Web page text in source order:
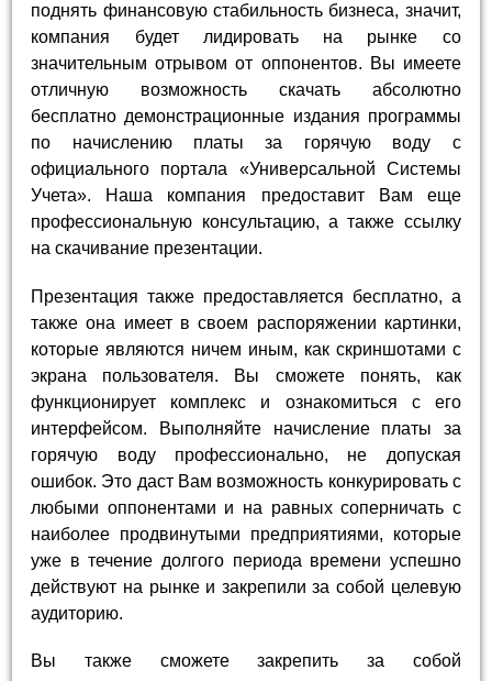
поднять финансовую стабильность бизнеса, значит,
компания будет лидировать на рынке со
значительным отрывом от оппонентов. Вы имеете
отличную возможность скачать абсолютно
бесплатно демонстрационные издания программы
по начислению платы за горячую воду с
официального портала «Универсальной Системы
Учета». Наша компания предоставит Вам еще
профессиональную консультацию, а также ссылку
на скачивание презентации.
Презентация также предоставляется бесплатно, а
также она имеет в своем распоряжении картинки,
которые являются ничем иным, как скриншотами с
экрана пользователя. Вы сможете понять, как
функционирует комплекс и ознакомиться с его
интерфейсом. Выполняйте начисление платы за
горячую воду профессионально, не допуская
ошибок. Это даст Вам возможность конкурировать с
любыми оппонентами и на равных соперничать с
наиболее продвинутыми предприятиями, которые
уже в течение долгого периода времени успешно
действуют на рынке и закрепили за собой целевую
аудиторию.
Вы также сможете закрепить за собой